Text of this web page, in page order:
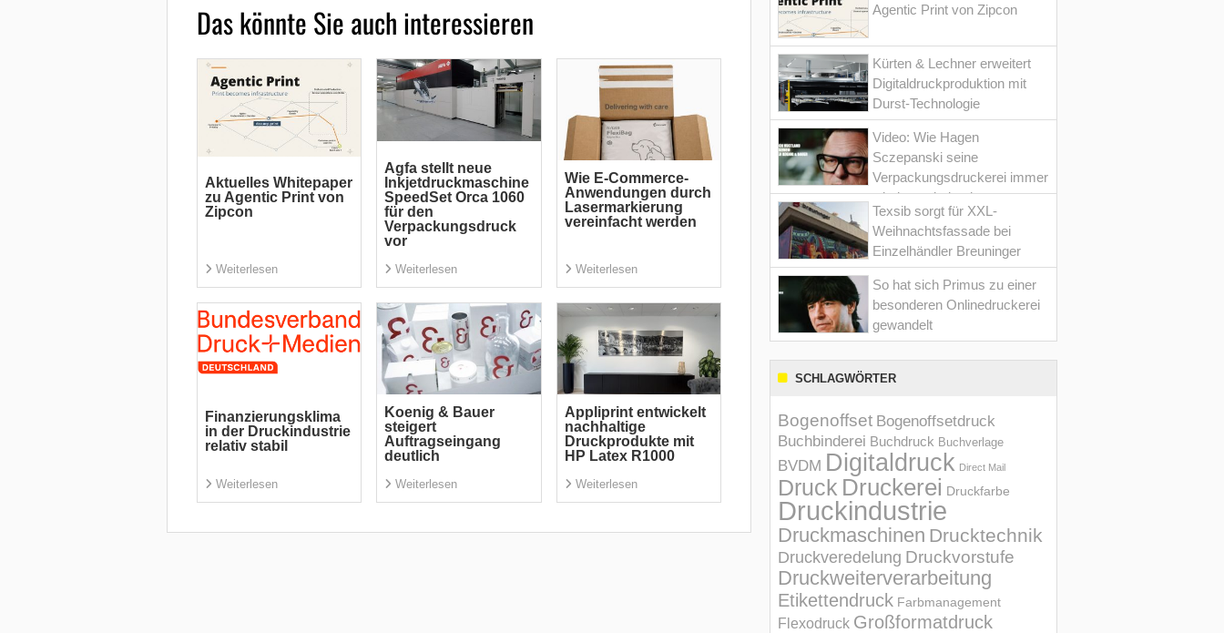
Das könnte Sie auch interessieren
Aktuelles Whitepaper
zu Agentic Print von
Zipcon
Weiterlesen
Agfa stellt neue
Inkjetdruckmaschine
SpeedSet Orca 1060
für den
Verpackungsdruck
vor
Weiterlesen
Wie E-Commerce-
Anwendungen durch
Lasermarkierung
vereinfacht werden
Weiterlesen
Finanzierungsklima
in der Druckindustrie
relativ stabil
Weiterlesen
Koenig & Bauer
steigert
Auftragseingang
deutlich
Weiterlesen
Appliprint entwickelt
nachhaltige
Druckprodukte mit
HP Latex R1000
Weiterlesen
Agentic Print von Zipcon
Kürten & Lechner erweitert
Digitaldruckproduktion mit
Durst-Technologie
Video: Wie Hagen
Sczepanski seine
Verpackungsdruckerei immer
wieder optimiert hat
Texsib sorgt für XXL-
Weihnachtsfassade bei
Einzelhändler Breuninger
So hat sich Primus zu einer
besonderen Onlinedruckerei
gewandelt
SCHLAGWÖRTER
Bogenoffset Bogenoffsetdruck
Buchbinderei Buchdruck Buchverlage
BVDM Digitaldruck Direct Mail
Druck Druckerei Druckfarbe
Druckindustrie
Druckmaschinen Drucktechnik
Druckveredelung Druckvorstufe
Druckweiterverarbeitung
Etikettendruck Farbmanagement
Flexodruck Großformatdruck